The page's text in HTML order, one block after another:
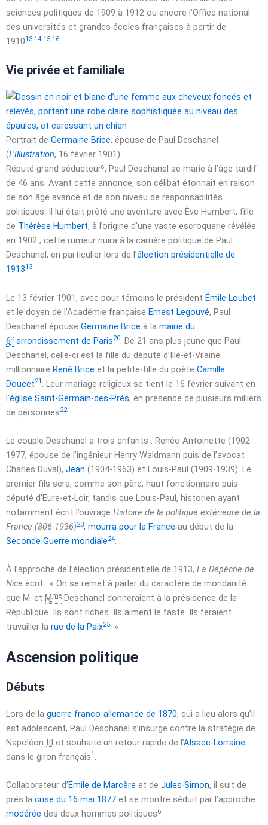
sciences politiques de 1909 à 1912 ou encore l’Office national
des universités et grandes écoles françaises à partir de
191013 14 15 16.
Vie privée et familiale
Portrait de Germaine Brice, épouse de Paul Deschanel
(L’Illustration, 16 février 1901 ).
Réputé grand séducteurc, Paul Deschanel se marie à l’âge tardif
de 46 ans. Avant cette annonce, son célibat étonnait en raison
de son âge avancé et de son niveau de responsabilités
politiques. Il lui était prêté une aventure avec Ève Humbert, fille
de Thérèse Humbert, à l’origine d’une vaste escroquerie révélée
en 1902 ; cette rumeur nuira à la carrière politique de Paul
Deschanel, en particulier lors de l’élection présidentielle de
191313.
Le 13 février 1901, avec pour témoins le président Émile Loubet
et le doyen de l’Académie française Ernest Legouvé, Paul
Deschanel épouse Germaine Brice à la mairie du
6e arrondissement de Paris20. De 21 ans plus jeune que Paul
Deschanel, celle-ci est la fille du député d’Ille-et-Vilaine
millionnaire René Brice et la petite-fille du poète Camille
Doucet21 . Leur mariage religieux se tient le 16 février suivant en
l’église Saint-Germain-des-Prés, en présence de plusieurs milliers
de personnes22.
Le couple Deschanel a trois enfants : Renée-Antoinette (1902-
1977, épouse de l’ingénieur Henry Waldmann puis de l’avocat
Charles Duval), Jean (1904-1963) et Louis-Paul (1909-1939). Le
premier fils sera, comme son père, haut fonctionnaire puis
député d’Eure-et-Loir, tandis que Louis-Paul, historien ayant
notamment écrit l’ouvrage Histoire de la politique extérieure de la
France (806-1936)23, mourra pour la France au début de la
Seconde Guerre mondiale24.
À l’approche de l’élection présidentielle de 1913, La Dépêche de
Nice écrit : « On se remet à parler du caractère de mondanité
que M. et M me Deschanel donneraient à la présidence de la
République. Ils sont riches. Ils aiment le faste. Ils feraient
travailler la rue de la Paix25. »
Ascension politique
Débuts
Lors de la guerre franco-allemande de 1870, qui a lieu alors qu’il
est adolescent, Paul Deschanel s’insurge contre la stratégie de
Napoléon III et souhaite un retour rapide de l’Alsace-Lorraine
dans le giron français1 .
Collaborateur d’Émile de Marcère et de Jules Simon, il suit de
près la crise du 16 mai 1877 et se montre séduit par l’approche
modérée des deux hommes politiques6.